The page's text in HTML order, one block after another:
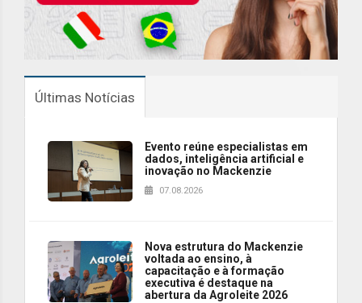
Últimas Notícias
Evento reúne especialistas em
dados, inteligência artificial e
inovação no Mackenzie
07.08.2026
Nova estrutura do Mackenzie
voltada ao ensino, à
capacitação e à formação
executiva é destaque na
abertura da Agroleite 2026